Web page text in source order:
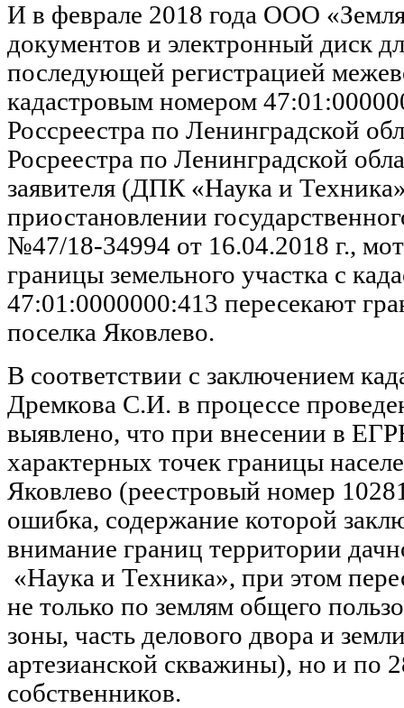
И в феврале 2018 года ООО
документов и электронный диск
последующей регистрацией
кадастровым номером
Россреестра по Ленинградской
Росреестра по Ленинградской
заявителя (ДПК «Наука и
приостановлении
№47/18-34994 от 16.04.2018 г.,
границы земельного участка с
47:01:0000000:413 пересекают
поселка Яковлево.
В соответствии с заключением
Дремкова С.И. в процессе
выявлено, что при внесении в
характерных точек границы
Яковлево (реестровый номер
ошибка, содержание которой
внимание границ территории
«Наука и Техника», при этом
не только по землям общего
зоны, часть делового двора и
артезианской скважины), но и по
собственников.